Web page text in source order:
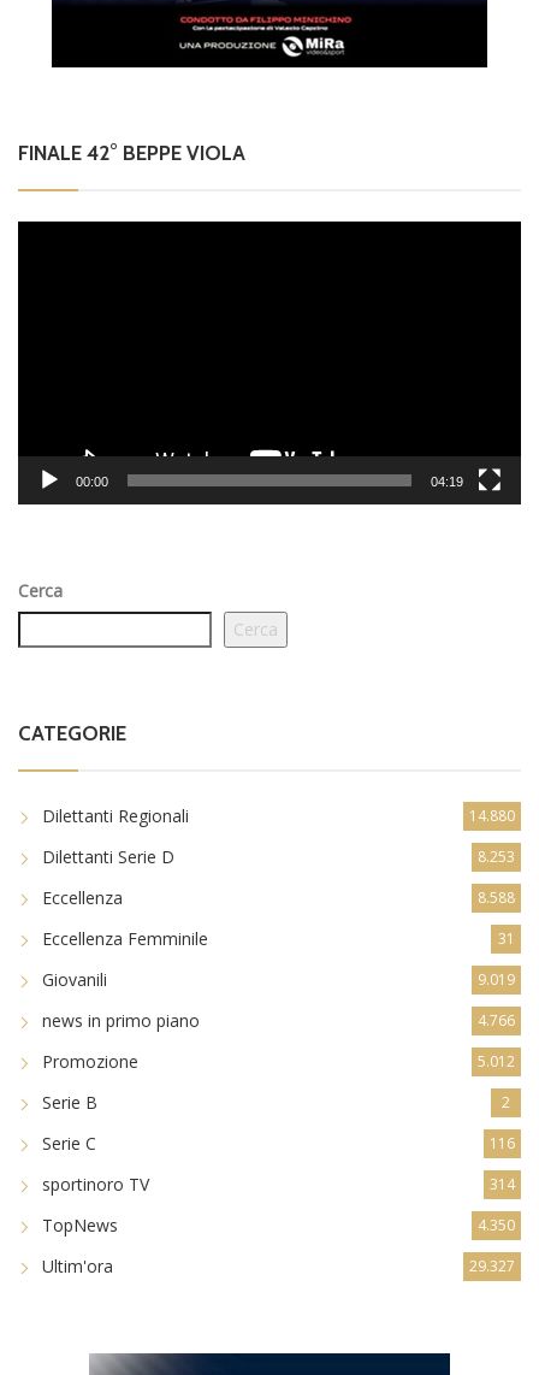
FINALE 42° BEPPE VIOLA
00:00 04:19
Cerca
Cerca
CATEGORIE
Dilettanti Regionali 14.880
Dilettanti Serie D 8.253
Eccellenza 8.588
Eccellenza Femminile 31
Giovanili 9.019
news in primo piano 4.766
Promozione 5.012
Serie B 2
Serie C 116
sportinoro TV 314
TopNews 4.350
Ultim'ora 29.327